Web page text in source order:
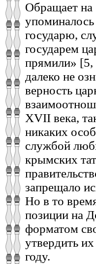
Обращает на
государю,
государем
прямили» [5,
далеко не
верность
XVII века,
никаких
службой
крымских
запрещало
Но в то
позиции на
форматом
утвердить
году.